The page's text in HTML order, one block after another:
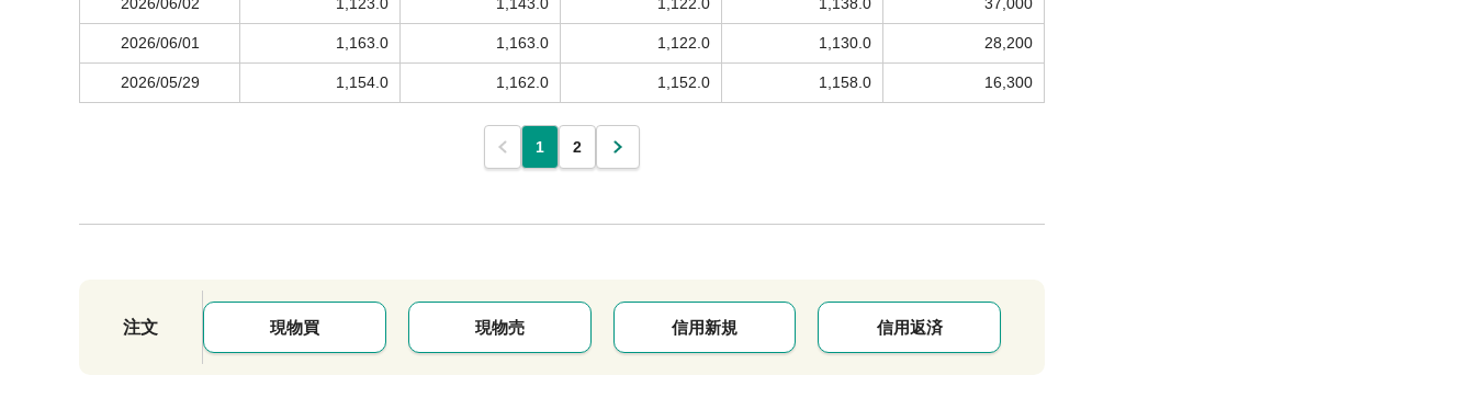
2026/06/01 1,163.0 1,163.0 1,122.0 1,130.0 28,200
2026/05/29 1,154.0 1,162.0 1,152.0 1,158.0 16,300
1 2
注文 現物買 現物売 信用新規 信用返済